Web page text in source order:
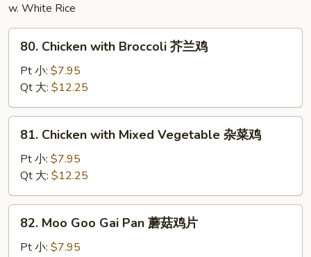
油
烧
w. White Rice
Chicken
with
Broccoli
芥
兰
80. Chicken with Broccoli 芥兰鸡
Pt 小: $7.95
Qt 大: $12.25
Chicken
with
Mixed
Vegetable
杂
81. Chicken with Mixed Vegetable 杂菜鸡
Pt 小: $7.95
Qt 大: $12.25
Moo
Goo
82. Moo Goo Gai Pan 蘑菇鸡片
Pt 小: $7.95